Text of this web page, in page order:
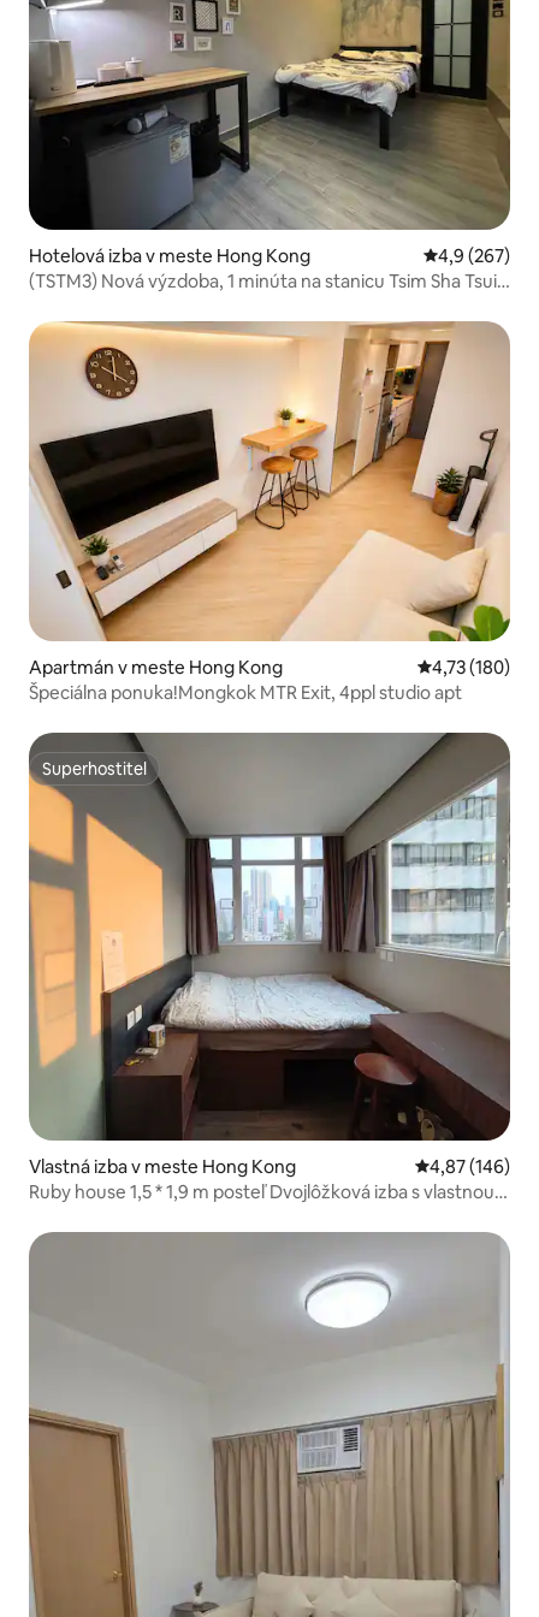
Hotelová izba v meste Hong Kong Priemerné
4,9 (267)
(TSTM3) Nová výzdoba, 1 minúta na stanicu Tsim Sha Tsui,
Apartmán v meste Hong Kong Priemerné
4,73 (180)
Špeciálna ponuka!Mongkok MTR Exit, 4ppl studio apt
Superhostiteľ
Superhostiteľ
Vlastná izba v meste Hong Kong Priemerné
4,87 (146)
Ruby house 1,5 * 1,9 m posteľ Dvojlôžková izba s vlastnou